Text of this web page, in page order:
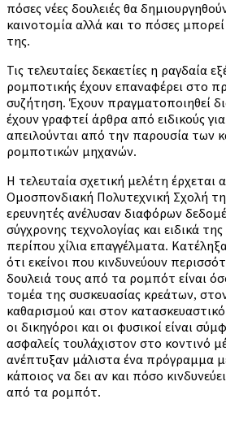
πόσες νέες δουλειές θα
καινοτομία αλλά και το πόσες
της.
Τις τελευταίες δεκαετίες η ραγδαία
ρομποτικής έχουν επαναφέρει στο
συζήτηση. Έχουν πραγματοποιηθεί
έχουν γραφτεί άρθρα από ειδικούς
απειλούνται από την παρουσία των
ρομποτικών μηχανών.
Η τελευταία σχετική μελέτη
Ομοσπονδιακή Πολυτεχνική Σχολή
ερευνητές ανέλυσαν διαφόρων
σύγχρονης τεχνολογίας και ειδικά
περίπου χίλια επαγγέλματα.
ότι εκείνοι που κινδυνεύουν
δουλειά τους από τα ρομπότ είναι
τομέα της συσκευασίας κρεάτων,
καθαρισμού και στον
οι δικηγόροι και οι φυσικοί είναι
ασφαλείς τουλάχιστον στο κοντινό
ανέπτυξαν μάλιστα ένα πρόγραμμα
κάποιος να δει αν και πόσο
από τα ρομπότ.